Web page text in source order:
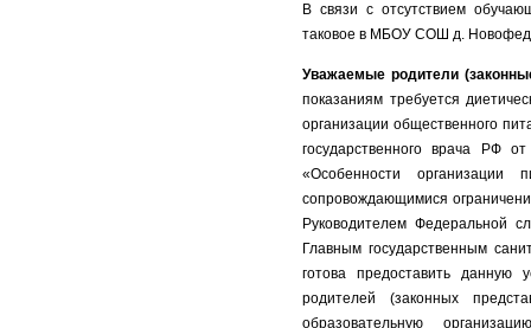
В связи с отсутствием
таковое в МБОУ СОШ д.
Уважаемые родители
показаниям требуется
организации общественного
государственного врача РФ
«Особенности
сопровождающимися
Руководителем Федеральной
Главным государственным
готова предоставить данную
родителей (законных
образовательную